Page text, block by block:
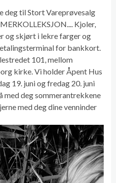
deg til Stort Vareprøvesalg
Kjoler,
og skjørt i lekre farger og
for bankkort.
101, mellom
kirke. Vi holder Åpent Hus
19. juni og fredag 20. juni
med deg sommerantrekkene
med deg dine venninder